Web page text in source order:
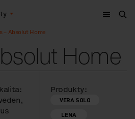
Menu
– Absolut Home
Home
Produkty:
VERA SOLO
LENA